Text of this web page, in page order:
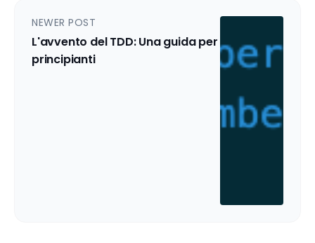
NEWER POST
L'avvento del TDD: Una guida per
principianti